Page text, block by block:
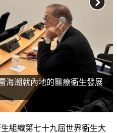
海潮就內地的醫療衞生發展
組織第七十九屆世界衞生大